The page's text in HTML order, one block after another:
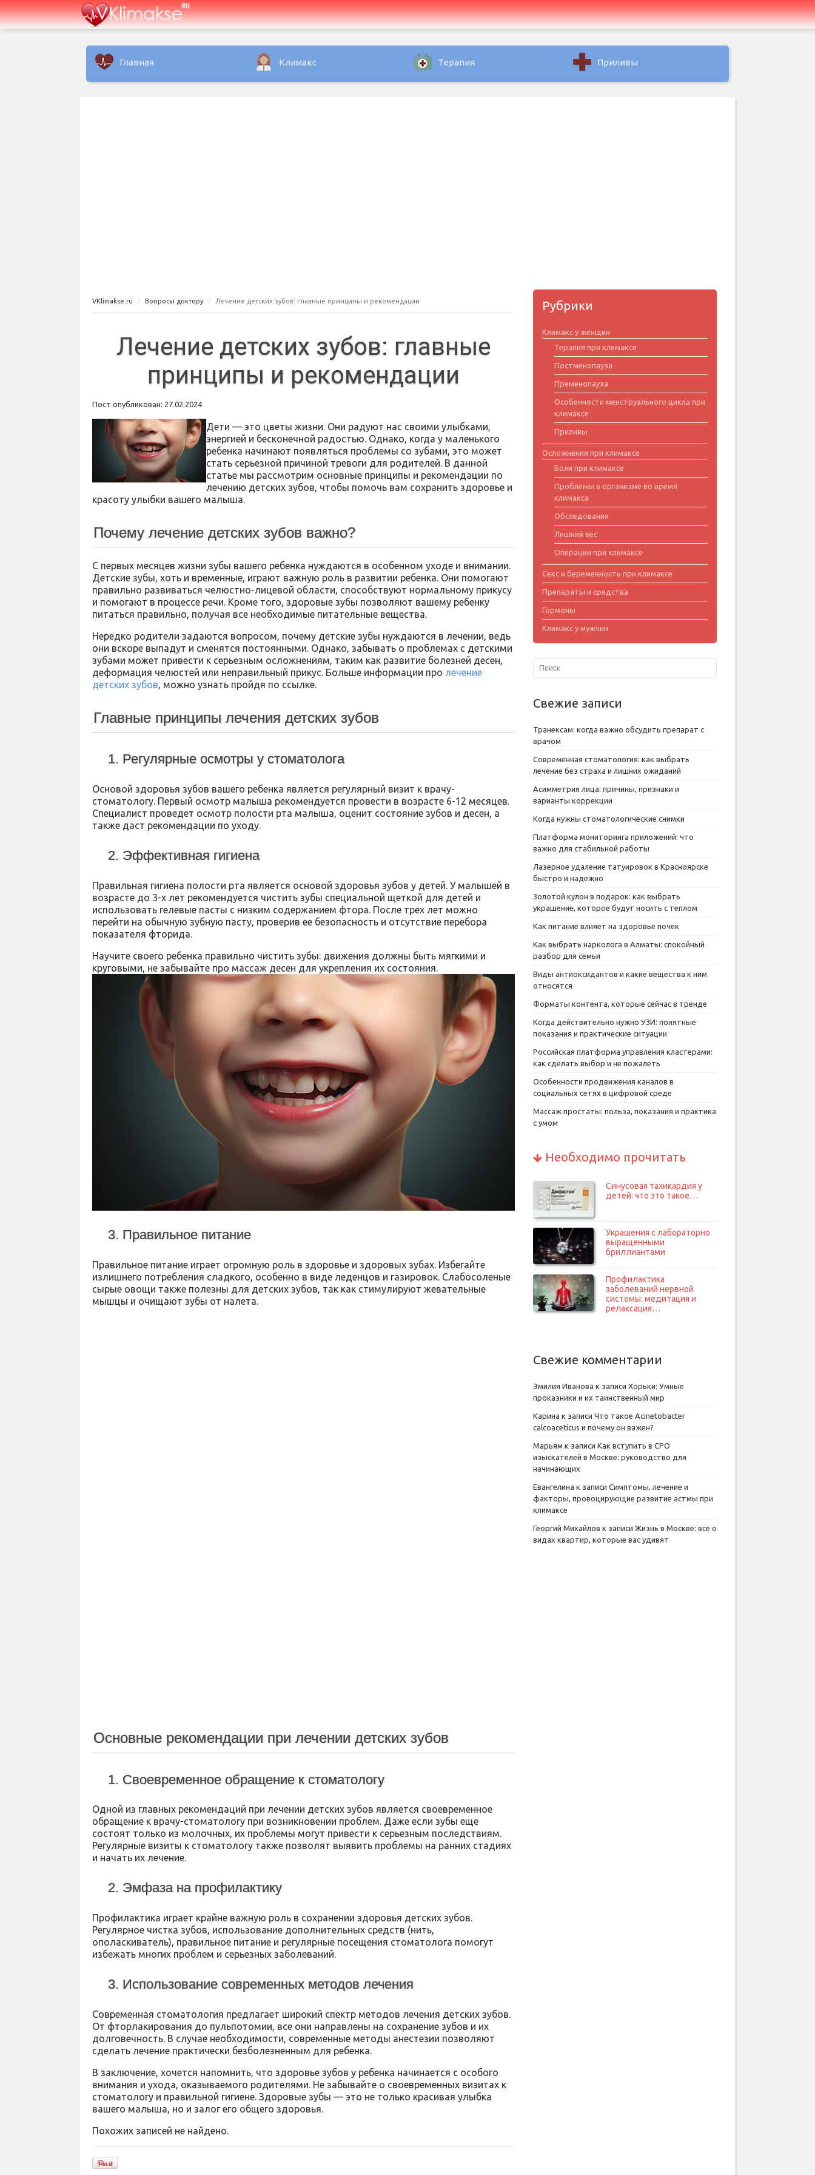
Главная Климакс Терапия Приливы
VKlimakse.ru Вопросы доктору Лечение детских зубов: главные принципы и рекомендации
Лечение детских зубов: главные
принципы и рекомендации
Пост опубликован: 27.02.2024
Дети — это цветы жизни. Они радуют нас своими улыбками,
энергией и бесконечной радостью. Однако, когда у маленького
ребенка начинают появляться проблемы со зубами, это может
стать серьезной причиной тревоги для родителей. В данной
статье мы рассмотрим основные принципы и рекомендации по
лечению детских зубов, чтобы помочь вам сохранить здоровье и
красоту улыбки вашего малыша.
Почему лечение детских зубов важно?
С первых месяцев жизни зубы вашего ребенка нуждаются в особенном уходе и внимании.
Детские зубы, хоть и временные, играют важную роль в развитии ребенка. Они помогают
правильно развиваться челюстно-лицевой области, способствуют нормальному прикусу
и помогают в процессе речи. Кроме того, здоровые зубы позволяют вашему ребенку
питаться правильно, получая все необходимые питательные вещества.
Нередко родители задаются вопросом, почему детские зубы нуждаются в лечении, ведь
они вскоре выпадут и сменятся постоянными. Однако, забывать о проблемах с детскими
зубами может привести к серьезным осложнениям, таким как развитие болезней десен,
деформация челюстей или неправильный прикус. Больше информации про лечение
детских зубов, можно узнать пройдя по ссылке.
Главные принципы лечения детских зубов
1. Регулярные осмотры у стоматолога
Основой здоровья зубов вашего ребенка является регулярный визит к врачу-
стоматологу. Первый осмотр малыша рекомендуется провести в возрасте 6-12 месяцев.
Специалист проведет осмотр полости рта малыша, оценит состояние зубов и десен, а
также даст рекомендации по уходу.
2. Эффективная гигиена
Правильная гигиена полости рта является основой здоровья зубов у детей. У малышей в
возрасте до 3-х лет рекомендуется чистить зубы специальной щеткой для детей и
использовать гелевые пасты с низким содержанием фтора. После трех лет можно
перейти на обычную зубную пасту, проверив ее безопасность и отсутствие перебора
показателя фторида.
Научите своего ребенка правильно чистить зубы: движения должны быть мягкими и
круговыми, не забывайте про массаж десен для укрепления их состояния.
3. Правильное питание
Правильное питание играет огромную роль в здоровье и здоровых зубах. Избегайте
излишнего потребления сладкого, особенно в виде леденцов и газировок. Слабосоленые
сырые овощи также полезны для детских зубов, так как стимулируют жевательные
мышцы и очищают зубы от налета.
Основные рекомендации при лечении детских зубов
1. Своевременное обращение к стоматологу
Одной из главных рекомендаций при лечении детских зубов является своевременное
обращение к врачу-стоматологу при возникновении проблем. Даже если зубы еще
состоят только из молочных, их проблемы могут привести к серьезным последствиям.
Регулярные визиты к стоматологу также позволят выявить проблемы на ранних стадиях
и начать их лечение.
2. Эмфаза на профилактику
Профилактика играет крайне важную роль в сохранении здоровья детских зубов.
Регулярное чистка зубов, использование дополнительных средств (нить,
ополаскиватель), правильное питание и регулярные посещения стоматолога помогут
избежать многих проблем и серьезных заболеваний.
3. Использование современных методов лечения
Современная стоматология предлагает широкий спектр методов лечения детских зубов.
От фторлакирования до пульпотомии, все они направлены на сохранение зубов и их
долговечность. В случае необходимости, современные методы анестезии позволяют
сделать лечение практически безболезненным для ребенка.
В заключение, хочется напомнить, что здоровье зубов у ребенка начинается с особого
внимания и ухода, оказываемого родителями. Не забывайте о своевременных визитах к
стоматологу и правильной гигиене. Здоровые зубы — это не только красивая улыбка
вашего малыша, но и залог его общего здоровья.
Похожих записей не найдено.
Рубрики
Климакс у женщин
Терапия при климаксе
Постменопауза
Пременопауза
Особенности менструального цикла при
климаксе
Приливы
Осложнения при климаксе
Боли при климаксе
Проблемы в организме во время
климакса
Обследования
Лишний вес
Операции при климаксе
Секс и беременность при климаксе
Препараты и средства
Гормоны
Климакс у мужчин
Свежие записи
Транексам: когда важно обсудить препарат с
врачом
Современная стоматология: как выбрать
лечение без страха и лишних ожиданий
Асимметрия лица: причины, признаки и
варианты коррекции
Когда нужны стоматологические снимки
Платформа мониторинга приложений: что
важно для стабильной работы
Лазерное удаление татуировок в Красноярске
быстро и надежно
Золотой кулон в подарок: как выбрать
украшение, которое будут носить с теплом
Как питание влияет на здоровье почек
Как выбрать нарколога в Алматы: спокойный
разбор для семьи
Виды антиоксидантов и какие вещества к ним
относятся
Форматы контента, которые сейчас в тренде
Когда действительно нужно УЗИ: понятные
показания и практические ситуации
Российская платформа управления кластерами:
как сделать выбор и не пожалеть
Особенности продвижения каналов в
социальных сетях в цифровой среде
Массаж простаты: польза, показания и практика
с умом
Необходимо прочитать
Синусовая тахикардия у
детей: что это такое…
Украшения с лабораторно
выращенными
бриллиантами
Профилактика
заболеваний нервной
системы: медитация и
релаксация…
Свежие комментарии
Эмилия Иванова к записи Хорьки: Умные
проказники и их таинственный мир
Карина к записи Что такое Acinetobacter
calcoaceticus и почему он важен?
Марьям к записи Как вступить в СРО
изыскателей в Москве: руководство для
начинающих
Евангелина к записи Симптомы, лечение и
факторы, провоцирующие развитие астмы при
климаксе
Георгий Михайлов к записи Жизнь в Москве: все о
видах квартир, которые вас удивят